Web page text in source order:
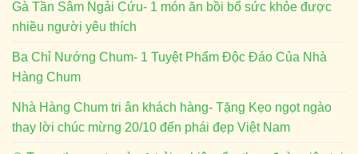
Gà Tần Sâm Ngải Cứu- 1 món ăn bồi bổ sức khỏe được
nhiều người yêu thích
Ba Chỉ Nướng Chum- 1 Tuyệt Phẩm Độc Đáo Của Nhà
Hàng Chum
Nhà Hàng Chum tri ân khách hàng- Tặng Kẹo ngọt ngào
thay lời chúc mừng 20/10 đến phái đẹp Việt Nam